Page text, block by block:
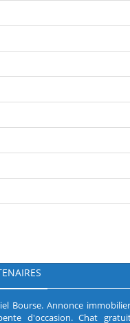
Bourse. Annonce
d'occasion. Chat